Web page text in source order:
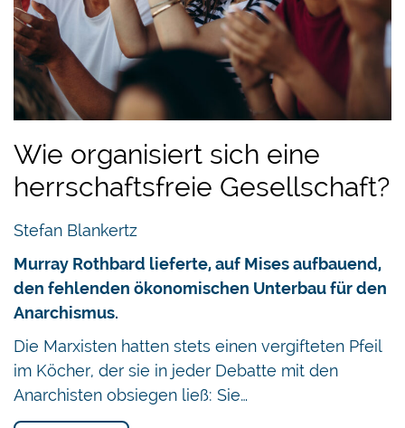
Wie organisiert sich eine
herrschaftsfreie Gesellschaft?
Stefan Blankertz
Murray Rothbard lieferte, auf Mises aufbauend,
den fehlenden ökonomischen Unterbau für den
Anarchismus.
Die Marxisten hatten stets einen vergifteten Pfeil
im Köcher, der sie in jeder Debatte mit den
Anarchisten obsiegen ließ: Sie…